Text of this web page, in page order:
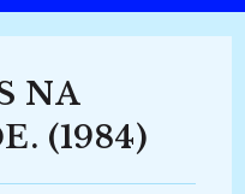
NA
(1984)